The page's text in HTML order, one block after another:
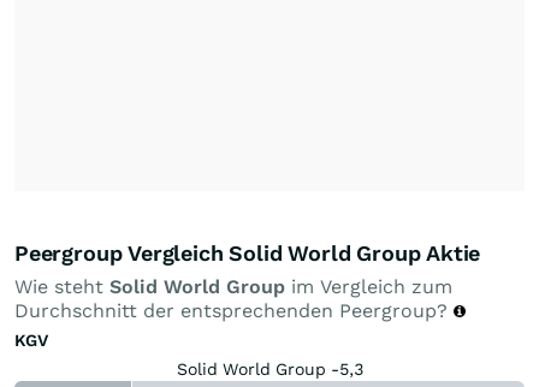
Peergroup Vergleich Solid World Group Aktie
Wie steht Solid World Group im Vergleich zum
Durchschnitt der entsprechenden Peergroup?
KGV
Solid World Group -5,3